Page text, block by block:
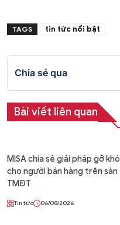
TAGS tin tức nổi bật
Chia sẻ qua
Bài viết liên quan
MISA chia sẻ giải pháp gỡ khó
cho người bán hàng trên sàn
TMĐT
Tin tức 06/08/2026